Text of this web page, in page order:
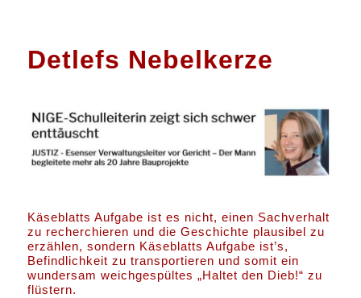
Detlefs Nebelkerze
Käseblatts Aufgabe ist es nicht, einen Sachverhalt
zu recherchieren und die Geschichte plausibel zu
erzählen, sondern Käseblatts Aufgabe ist’s,
Befindlichkeit zu transportieren und somit ein
wundersam weichgespültes „Haltet den Dieb!“ zu
flüstern.